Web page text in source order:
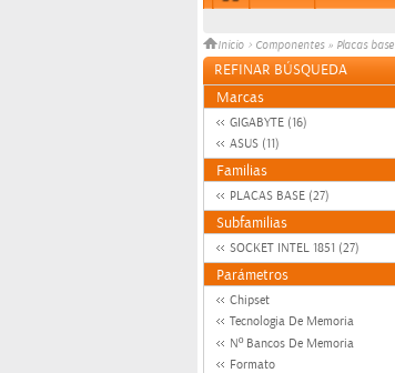
Inicio > Componentes » Placas base
REFINAR BÚSQUEDA
Marcas
GIGABYTE (16)
ASUS (11)
Familias
PLACAS BASE (27)
Subfamilias
SOCKET INTEL 1851 (27)
Parámetros
Chipset
Tecnologia De Memoria
Nº Bancos De Memoria
Formato